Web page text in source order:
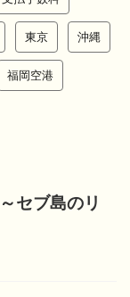
東京 沖縄
福岡空港
セブ島のリ